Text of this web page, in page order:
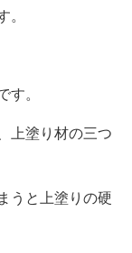
。
す。
上塗り材の三つ
うと上塗りの硬